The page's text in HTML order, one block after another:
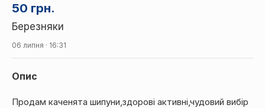
50 грн.
Березняки
06 липня · 16:31
Опис
Продам каченята шипуни,здорові активні,чудовий вибір